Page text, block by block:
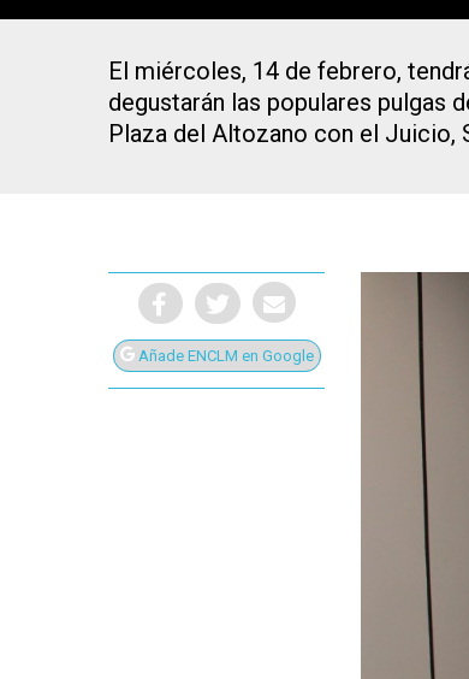
Presiona Intro para buscar o ESC
El miércoles, 14 de febrero,
degustarán las populares pulgas
Plaza del Altozano con el Juicio,
Añade ENCLM en Google